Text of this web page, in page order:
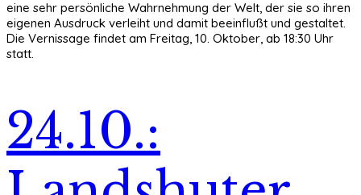
eine sehr persönliche Wahrnehmung der Welt, der sie so ihren
eigenen Ausdruck verleiht und damit beeinflußt und gestaltet.
Die Vernissage findet am Freitag, 10. Oktober, ab 18:30 Uhr
statt.
24.10.: